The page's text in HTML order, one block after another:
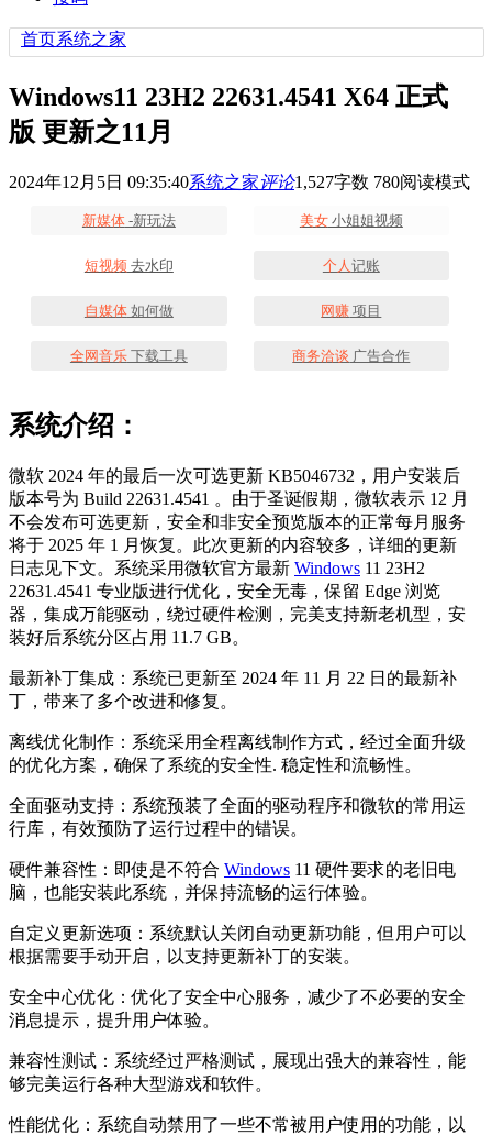
首页系统之家
Windows11 23H2 22631.4541 X64 正式
版 更新之11月
2024年12月5日 09:35:40系统之家评论1,527字数 780阅读模式
新媒体-新玩法 美女小姐姐视频
短视频去水印 个人记账
自媒体如何做 网赚 项目
全网音乐下载工具 商务洽谈 广告合作
系统介绍：
微软 2024 年的最后一次可选更新 KB5046732，用户安装后
版本号为 Build 22631.4541 。由于圣诞假期，微软表示 12 月
不会发布可选更新，安全和非安全预览版本的正常每月服务
将于 2025 年 1 月恢复。此次更新的内容较多，详细的更新
日志见下文。系统采用微软官方最新 Windows 11 23H2
22631.4541 专业版进行优化，安全无毒，保留 Edge 浏览
器，集成万能驱动，绕过硬件检测，完美支持新老机型，安
装好后系统分区占用 11.7 GB。
最新补丁集成：系统已更新至 2024 年 11 月 22 日的最新补
丁，带来了多个改进和修复。
离线优化制作：系统采用全程离线制作方式，经过全面升级
的优化方案，确保了系统的安全性. 稳定性和流畅性。
全面驱动支持：系统预装了全面的驱动程序和微软的常用运
行库，有效预防了运行过程中的错误。
硬件兼容性：即使是不符合 Windows 11 硬件要求的老旧电
脑，也能安装此系统，并保持流畅的运行体验。
自定义更新选项：系统默认关闭自动更新功能，但用户可以
根据需要手动开启，以支持更新补丁的安装。
安全中心优化：优化了安全中心服务，减少了不必要的安全
消息提示，提升用户体验。
兼容性测试：系统经过严格测试，展现出强大的兼容性，能
够完美运行各种大型游戏和软件。
性能优化：系统自动禁用了一些不常被用户使用的功能，以